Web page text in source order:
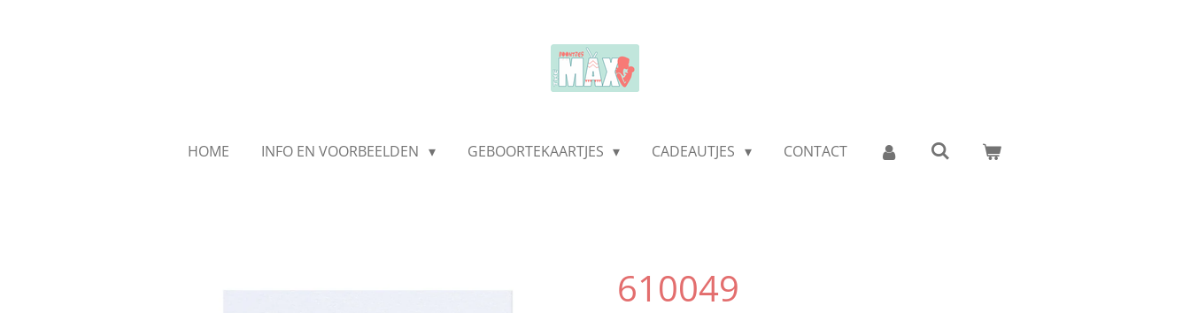
HOME INFO EN VOORBEELDEN GEBOORTEKAARTJES CADEAUTJES CONTACT
610049